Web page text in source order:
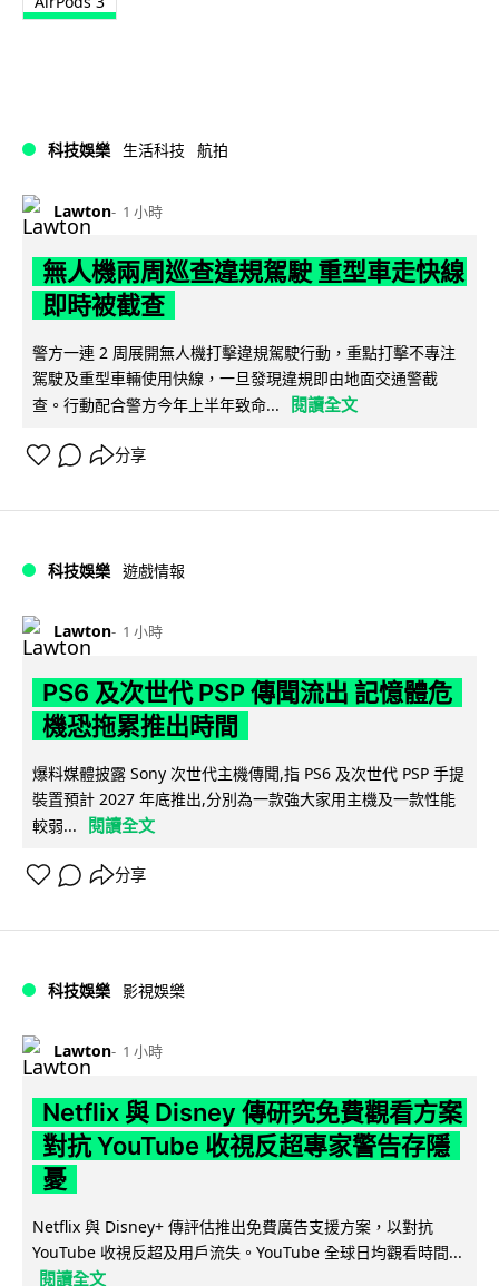
科技娛樂 生活科技 航拍
Lawton 1 小時
無人機兩周巡查違規駕駛 重型車走快線
即時被截查
警方一連 2 周展開無人機打擊違規駕駛行動，重點打擊不專注
駕駛及重型車輛使用快線，一旦發現違規即由地面交通警截
查。行動配合警方今年上半年致命...
閱讀全文
分享
科技娛樂 遊戲情報
Lawton 1 小時
PS6 及次世代 PSP 傳聞流出 記憶體危
機恐拖累推出時間
爆料媒體披露 Sony 次世代主機傳聞,指 PS6 及次世代 PSP 手提
裝置預計 2027 年底推出,分別為一款強大家用主機及一款性能
較弱...
閱讀全文
分享
科技娛樂 影視娛樂
Lawton 1 小時
Netflix 與 Disney 傳研究免費觀看方案
對抗 YouTube 收視反超專家警告存隱
憂
Netflix 與 Disney+ 傳評估推出免費廣告支援方案，以對抗
YouTube 收視反超及用戶流失。YouTube 全球日均觀看時間...
閱讀全文